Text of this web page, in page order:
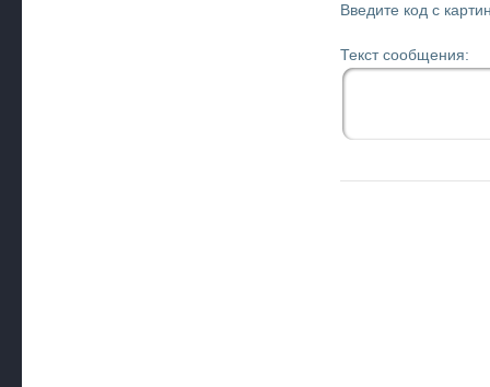
Введите код с
Текст сообщения: